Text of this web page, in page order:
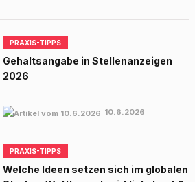
PRAXIS-TIPPS
Gehaltsangabe in Stellenanzeigen
2026
10.6.2026
PRAXIS-TIPPS
Welche Ideen setzen sich im globalen